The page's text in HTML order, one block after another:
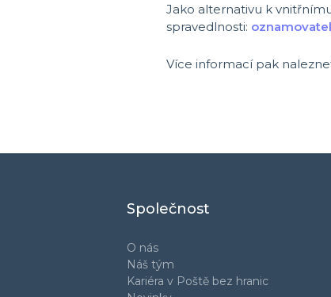
Jako alternativu k
spravedlnosti: oznamovatel
Více informací pak
Společnost
O nás
Náš tým
Kariéra v Poště bez hranic